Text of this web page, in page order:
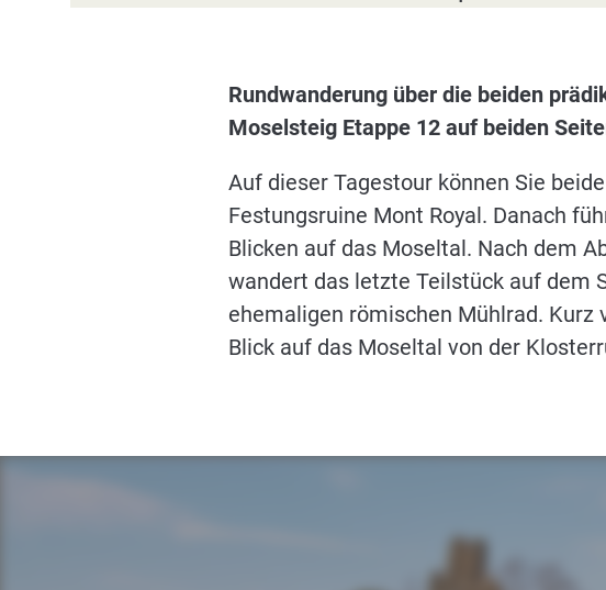
Rundwanderung über die beiden
Moselsteig Etappe 12 auf beiden
Auf dieser Tagestour können Sie
Festungsruine Mont Royal. Danach
Blicken auf das Moseltal. Nach dem
wandert das letzte Teilstück auf dem
ehemaligen römischen Mühlrad. Kurz
Blick auf das Moseltal von der